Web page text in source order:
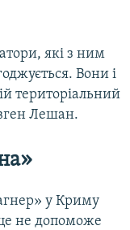
які з ним
Вони і
територіальний
Лешан.
у Криму
не допоможе